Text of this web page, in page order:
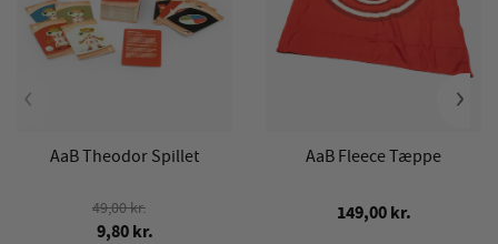
AaB Theodor Spillet
49,00 kr.
9,80 kr.
AaB Fleece Tæppe
149,00 kr.
‹ ›